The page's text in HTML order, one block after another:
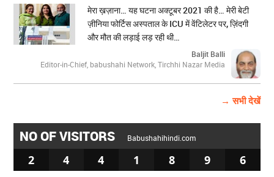
मेरा ख़ज़ाना… यह घटना अक्टूबर 2021 की है… मेरी बेटी
ज़ीनिया फोर्टिस अस्पताल के ICU में वेंटिलेटर पर, ज़िंदगी
और मौत की लड़ाई लड़ रही थी…
Baljit Balli
Editor-in-Chief, babushahi Network, Tirchhi Nazar Media
→ सभी देखें
NO OF VISITORS Babushahihindi.com
2 4 4 1 8 9 6